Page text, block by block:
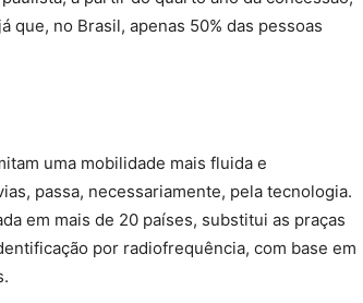
que, no Brasil, apenas 50% das pessoas
uma mobilidade mais fluida e
passa, necessariamente, pela tecnologia.
em mais de 20 países, substitui as praças
por radiofrequência, com base em